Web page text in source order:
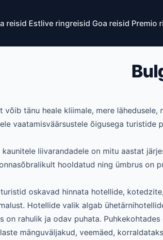
reisid Estlive ringreisid Goa reisid Premio
võib tänu heale kliimale, mere
vaatamisväärsustele õigusega turistide
kaunitele liivarandadele on mitu aastat
hooldatud ning ümbrus on
turistid oskavad hinnata hotellide,
Hotellide valik algab
on rahulik ja odav puhata.
mänguväljakud, veemäed,